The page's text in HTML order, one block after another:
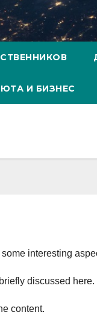
И БИЗНЕС
interesting
discussed here.
content.